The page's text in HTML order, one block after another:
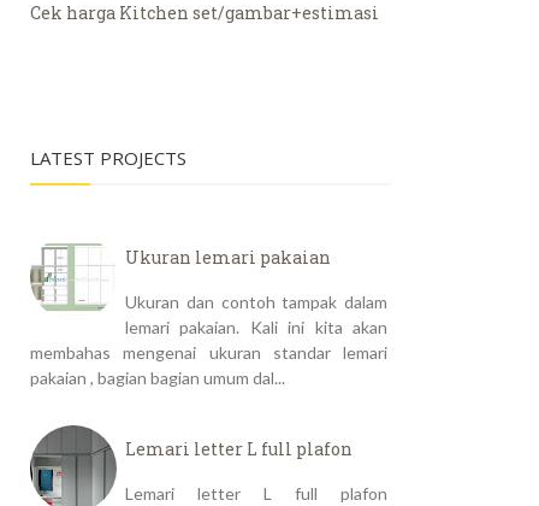
Cek harga Kitchen set/gambar+estimasi
LATEST PROJECTS
Ukuran lemari pakaian
Ukuran dan contoh tampak dalam
lemari pakaian. Kali ini kita akan
membahas mengenai ukuran standar lemari
pakaian , bagian bagian umum dal...
Lemari letter L full plafon
Lemari letter L full plafon